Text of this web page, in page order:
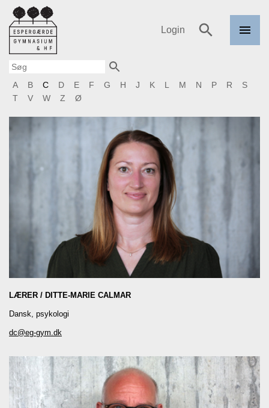
Gymnasium
Login
A B C D E F G H J K L M N P R
S
T
V W Z Ø
LÆRER DITTE-MARIE CALMAR
Dansk, psykologi
dc@eg-gym.dk